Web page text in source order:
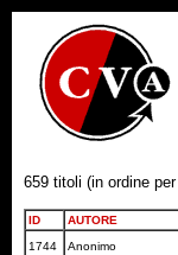
659 titoli (in ordine per
ID AUTORE
1744
Anonimo